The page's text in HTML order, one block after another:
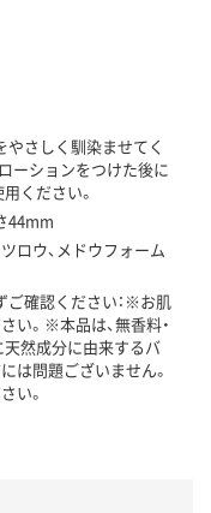
やさしく馴染ませてく
ーションをつけた後に
ください。
44mm
ロウ、メドウフォーム
確認ください：※お肌
い。※本品は、無香料・
然成分に由来するバ
は問題ございません。
い。